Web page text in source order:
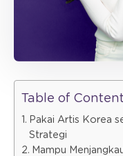
Table of
Pakai Artis Korea
Strategi
Mampu